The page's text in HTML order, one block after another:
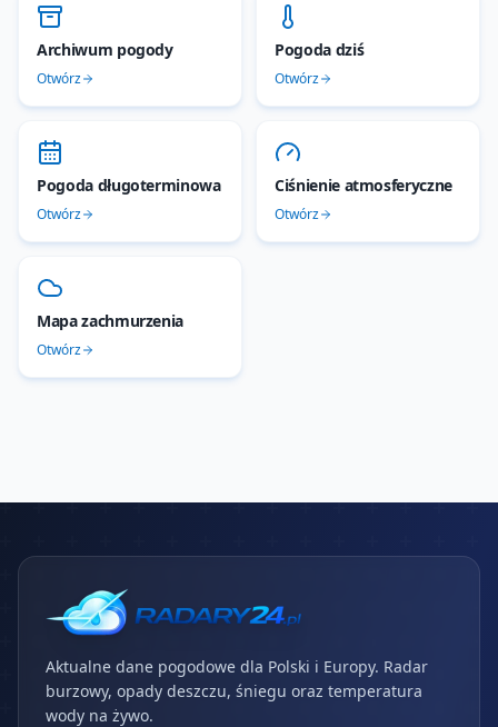
Archiwum pogody
Otwórz
Pogoda dziś
Otwórz
Pogoda długoterminowa
Otwórz
Ciśnienie atmosferyczne
Otwórz
Mapa zachmurzenia
Otwórz
Aktualne dane pogodowe dla Polski i Europy. Radar
burzowy, opady deszczu, śniegu oraz temperatura
wody na żywo.